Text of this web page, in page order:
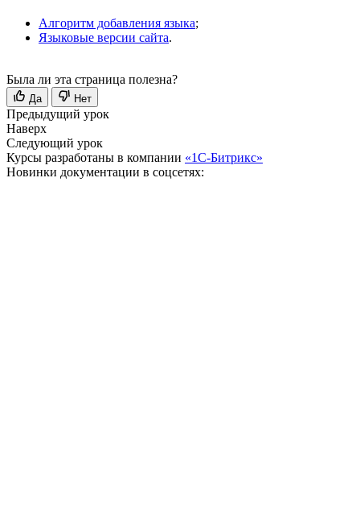
Алгоритм добавления языка;
Языковые версии сайта.
Была ли эта страница полезна?
Да Нет
Предыдущий урок
Наверх
Следующий урок
Курсы разработаны в компании «1С-Битрикс»
Новинки документации в соцсетях: